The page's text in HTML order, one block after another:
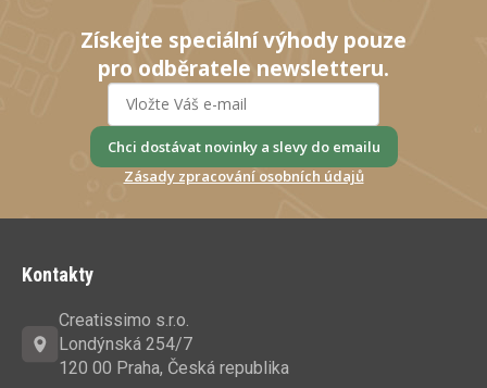
Získejte speciální výhody pouze
pro odběratele newsletteru.
Chci dostávat novinky a slevy do emailu
Zásady zpracování osobních údajů
Kontakty
Creatissimo s.r.o.
Londýnská 254/7
120 00 Praha, Česká republika